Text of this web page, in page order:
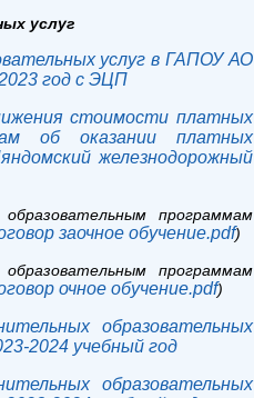
услуг
услуг в ГАПОУ АО
год с ЭЦП
стоимости платных
об оказании платных
железнодорожный
программам
заочное обучение.pdf)
программам
очное обучение.pdf)
образовательных
2024 учебный год
образовательных